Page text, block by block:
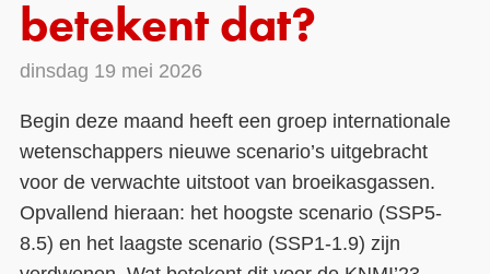
inhoud
betekent dat?
dinsdag 19 mei 2026
Begin deze maand heeft een groep internationale
wetenschappers nieuwe scenario’s uitgebracht
voor de verwachte uitstoot van broeikasgassen.
Opvallend hieraan: het hoogste scenario (SSP5-
8.5) en het laagste scenario (SSP1-1.9) zijn
Monitoring
Over ons
LIFE-IP Klimaatadaptatie